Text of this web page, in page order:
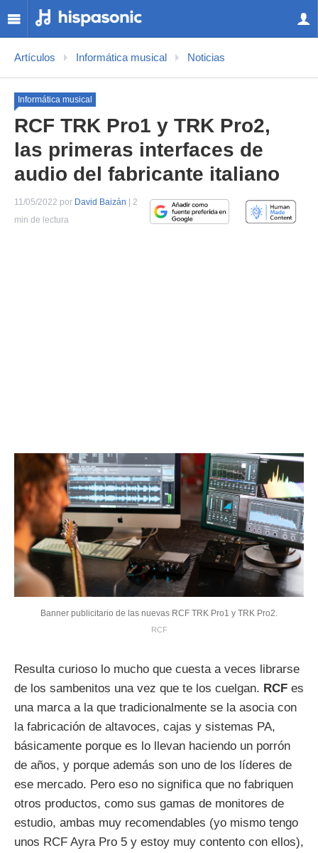
Artículos Informática musical Noticias
Informática musical
RCF TRK Pro1 y TRK Pro2,
las primeras interfaces de
audio del fabricante italiano
11/05/2022 por David Baizán | 2
min de lectura
Banner publicitario de las nuevas RCF TRK Pro1 y TRK Pro2.
RCF
Resulta curioso lo mucho que cuesta a veces librarse
de los sambenitos una vez que te los cuelgan. RCF es
una marca a la que tradicionalmente se la asocia con
la fabricación de altavoces, cajas y sistemas PA,
básicamente porque es lo llevan haciendo un porrón
de años, y porque además son uno de los líderes de
ese mercado. Pero eso no significa que no fabriquen
otros productos, como sus gamas de monitores de
estudio, ambas muy recomendables (yo mismo tengo
unos RCF Ayra Pro 5 y estoy muy contento con ellos),